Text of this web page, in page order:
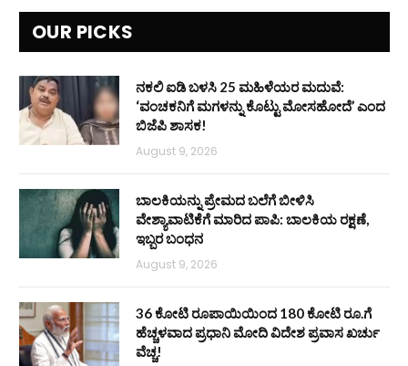
OUR PICKS
ನಕಲಿ ಐಡಿ ಬಳಸಿ 25 ಮಹಿಳೆಯರ ಮದುವೆ:
‘ವಂಚಕನಿಗೆ ಮಗಳನ್ನು ಕೊಟ್ಟು ಮೋಸಹೋದೆ’ ಎಂದ
ಬಿಜೆಪಿ ಶಾಸಕ!
August 9, 2026
ಬಾಲಕಿಯನ್ನು ಪ್ರೇಮದ ಬಲೆಗೆ ಬೀಳಿಸಿ
ವೇಶ್ಯಾವಾಟಿಕೆಗೆ ಮಾರಿದ ಪಾಪಿ: ಬಾಲಕಿಯ ರಕ್ಷಣೆ,
ಇಬ್ಬರ ಬಂಧನ
August 9, 2026
36 ಕೋಟಿ ರೂಪಾಯಿಯಿಂದ 180 ಕೋಟಿ ರೂ.ಗೆ
ಹೆಚ್ಚಳವಾದ ಪ್ರಧಾನಿ ಮೋದಿ ವಿದೇಶ ಪ್ರವಾಸ ಖರ್ಚು
ವೆಚ್ಚ!